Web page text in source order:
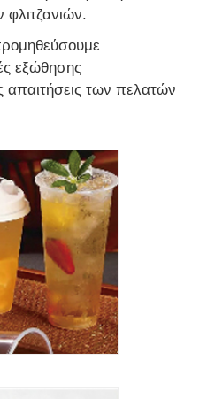
ακρών PVC
εξώθησης
των πελατών